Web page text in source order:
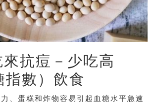
抗痘－少吃高
指數）飲食
、蛋糕和炸物容易引起血糖水平急速